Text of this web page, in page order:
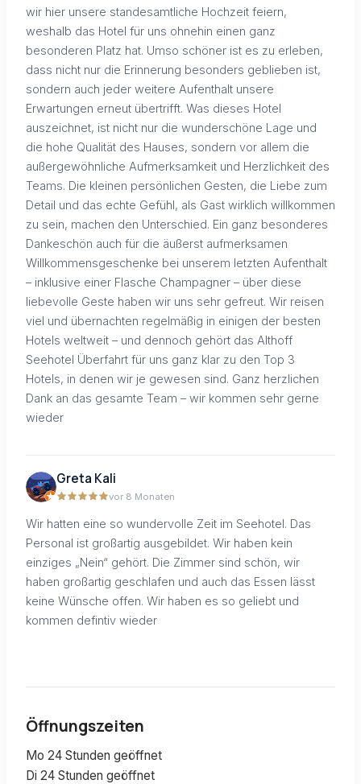
wir hier unsere standesamtliche Hochzeit feiern,
weshalb das Hotel für uns ohnehin einen ganz
besonderen Platz hat. Umso schöner ist es zu erleben,
dass nicht nur die Erinnerung besonders geblieben ist,
sondern auch jeder weitere Aufenthalt unsere
Erwartungen erneut übertrifft. Was dieses Hotel
auszeichnet, ist nicht nur die wunderschöne Lage und
die hohe Qualität des Hauses, sondern vor allem die
außergewöhnliche Aufmerksamkeit und Herzlichkeit des
Teams. Die kleinen persönlichen Gesten, die Liebe zum
Detail und das echte Gefühl, als Gast wirklich willkommen
zu sein, machen den Unterschied. Ein ganz besonderes
Dankeschön auch für die äußerst aufmerksamen
Willkommensgeschenke bei unserem letzten Aufenthalt
– inklusive einer Flasche Champagner – über diese
liebevolle Geste haben wir uns sehr gefreut. Wir reisen
viel und übernachten regelmäßig in einigen der besten
Hotels weltweit – und dennoch gehört das Althoff
Seehotel Überfahrt für uns ganz klar zu den Top 3
Hotels, in denen wir je gewesen sind. Ganz herzlichen
Dank an das gesamte Team – wir kommen sehr gerne
wieder
Greta Kali
vor 8 Monaten
Wir hatten eine so wundervolle Zeit im Seehotel. Das
Personal ist großartig ausgebildet. Wir haben kein
einziges „Nein“ gehört. Die Zimmer sind schön, wir
haben großartig geschlafen und auch das Essen lässt
keine Wünsche offen. Wir haben es so geliebt und
kommen defintiv wieder
Öffnungszeiten
Mo 24 Stunden geöffnet
Di 24 Stunden geöffnet